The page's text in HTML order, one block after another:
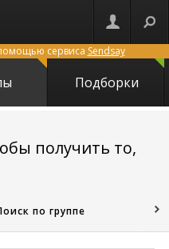
сервиса Sendsay
Подборки
получить то,
по группе